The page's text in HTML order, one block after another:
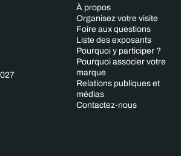
À propos
Organisez votre visite
Foire aux questions
Liste des exposants
Pourquoi y participer ?
Pourquoi associer votre
marque
Relations publiques et
médias
Contactez-nous